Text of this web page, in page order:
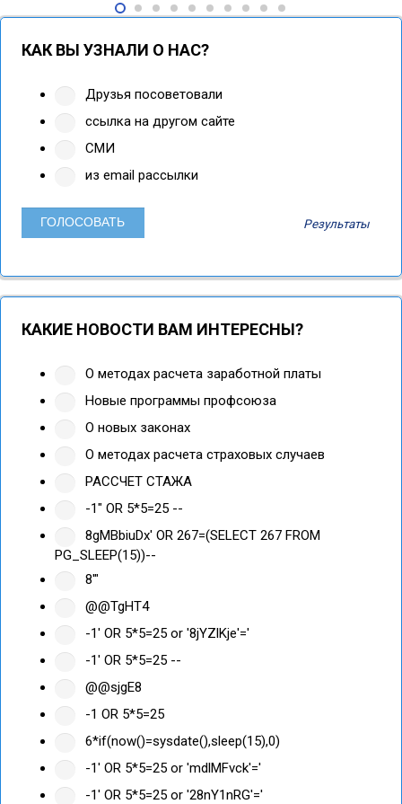
КАК ВЫ УЗНАЛИ О НАС?
Друзья посоветовали
ссылка на другом сайте
СМИ
из email рассылки
Результаты
КАКИЕ НОВОСТИ ВАМ ИНТЕРЕСНЫ?
О методах расчета заработной платы
Новые программы профсоюза
О новых законах
О методах расчета страховых случаев
РАССЧЕТ СТАЖА
-1" OR 5*5=25 --
8gMBbiuDx' OR 267=(SELECT 267 FROM
PG_SLEEP(15))--
8'"
@@TgHT4
-1' OR 5*5=25 or '8jYZlKje'='
-1' OR 5*5=25 --
@@sjgE8
-1 OR 5*5=25
6*if(now()=sysdate(),sleep(15),0)
-1' OR 5*5=25 or 'mdlMFvck'='
-1' OR 5*5=25 or '28nY1nRG'='